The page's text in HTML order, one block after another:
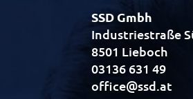
SSD Gmbh
Industriestraße
8501 Lieboch
03136 631 49
office@ssd.at